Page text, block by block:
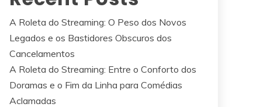
A Roleta do Streaming: O Peso dos Novos
Legados e os Bastidores Obscuros dos
Cancelamentos
A Roleta do Streaming: Entre o Conforto dos
Doramas e o Fim da Linha para Comédias
Aclamadas